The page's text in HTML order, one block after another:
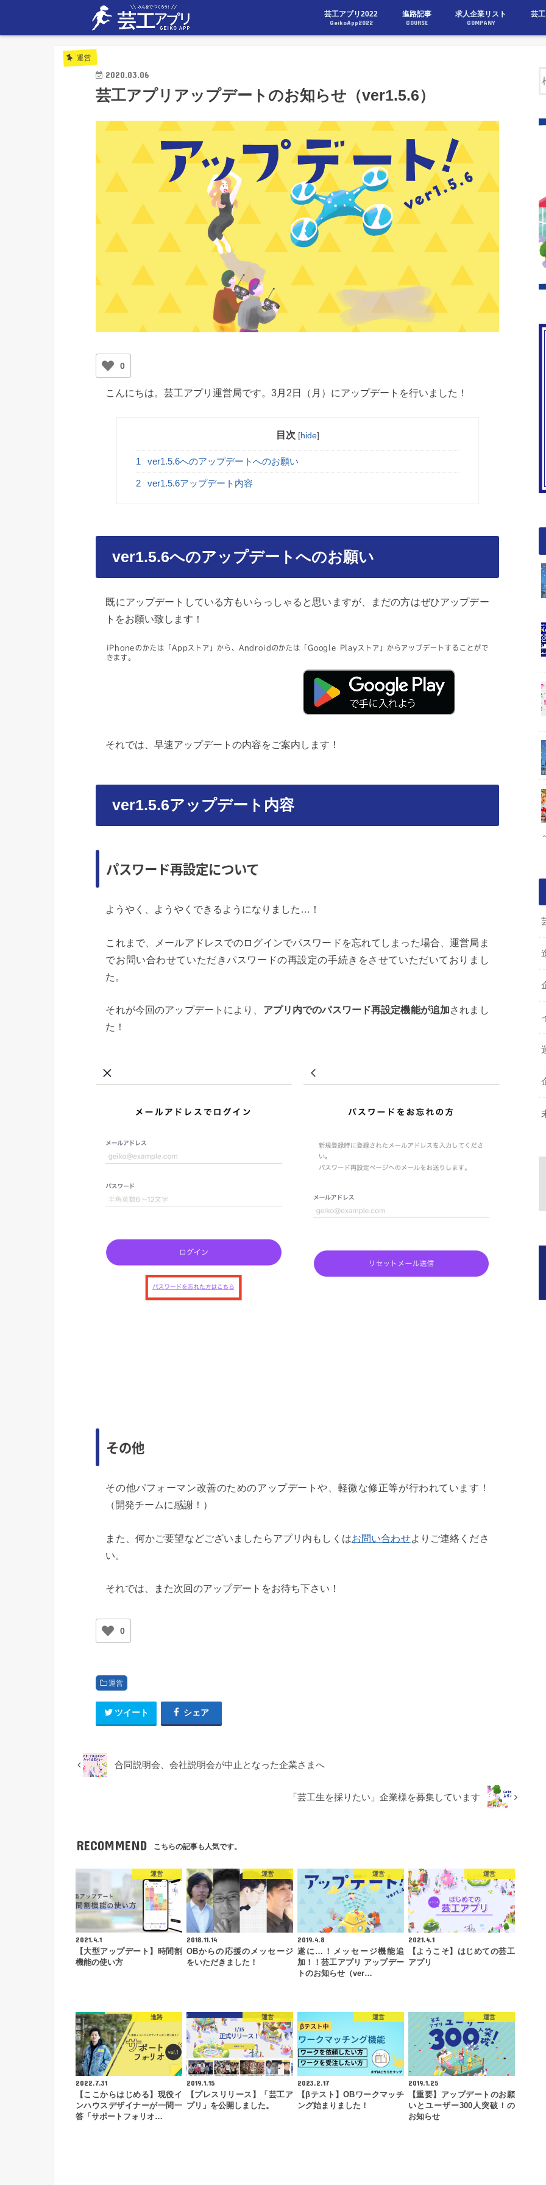
芸工アプリ2022
GeikoApp2022
進路記事
COURSE
求人企業リスト
COMPANY
芸
HOME 運営 芸工アプリアップデートのお知らせ（ver1.5.6）
運営
2020.03.06
芸工アプリアップデートのお知らせ（ver1.5.6）
0
こんにちは。芸工アプリ運営局です。3月2日（月）にアップデートを行いました！
目次 [hide]
1 ver1.5.6へのアップデートへのお願い
2 ver1.5.6アップデート内容
ver1.5.6へのアップデートへのお願い
既にアップデートしている方もいらっしゃると思いますが、まだの方はぜひアップデー
トをお願い致します！
iPhoneのかたは「Appストア」から、Androidのかたは「Google Playストア」からアップデートすることがで
きます。
それでは、早速アップデートの内容をご案内します！
ver1.5.6アップデート内容
パスワード再設定について
ようやく、ようやくできるようになりました…！
これまで、メールアドレスでのログインでパスワードを忘れてしまった場合、運営局ま
でお問い合わせていただきパスワードの再設定の手続きをさせていただいておりまし
た。
それが今回のアップデートにより、 アプリ内でのパスワード再設定機能が追加されまし
た！
その他
その他パフォーマン改善のためのアップデートや、軽微な修正等が行われています！
（開発チームに感謝！）
また、何かご要望などございましたらアプリ内もしくはお問い合わせよりご連絡くださ
い。
それでは、また次回のアップデートをお待ち下さい！
0
運営
ツイート シェア
合同説明会、会社説明会が中止となった企業さまへ
「芸工生を採りたい」企業様を募集しています
RECOMMEND こちらの記事も人気です。
運営
2021.4.1
【大型アップデート】時間割
機能の使い方
運営
2018.11.14
OBからの応援のメッセージ
をいただきました！
運営
2019.4.8
遂に…！メッセージ機能追
加！！芸工アプリ アップデー
トのお知らせ（ver…
運営
2021.4.1
【ようこそ】はじめての芸工
アプリ
進路
2022.7.31
【ここからはじめる】現役イ
ンハウスデザイナーが一問一
答「サポートフォリオ…
運営
2019.1.15
【プレスリリース】「芸工ア
プリ」を公開しました。
運営
2023.2.17
【βテスト】OBワークマッチ
ング始まりました！
運営
2019.1.25
【重要】アップデートのお願
いとユーザー300人突破！の
お知らせ